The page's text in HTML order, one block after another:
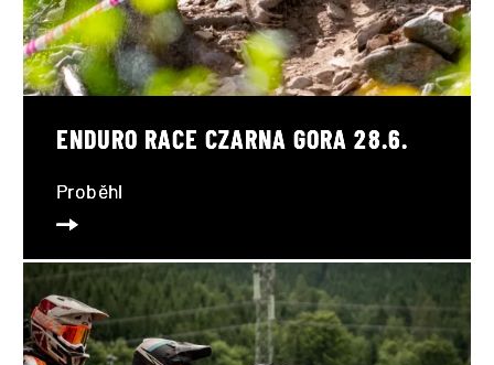
ENDURO RACE CZARNA GORA 28.6.
Proběhl